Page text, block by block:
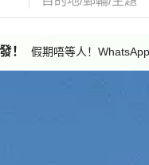
！ 假期唔等人！